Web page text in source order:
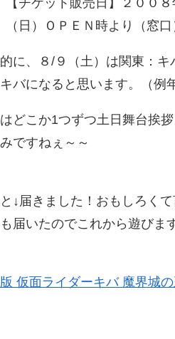
【チケット販売日】２００
（日）ＯＰＥＮ時より（窓口
に、８/９（土）は関東：
バになると思います。（例
どこか1つずつ土日舞台挨
ですねぇ～～
↓届きました！おもしろく
も届いたのでこれから遊び
仮面ライダーキバ 魔界城